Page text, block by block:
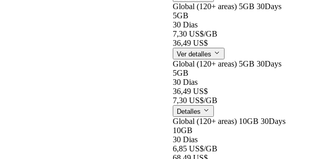
Global (120+ areas) 5GB 30Days
5GB
30 Dias
7,30 US$/GB
36,49 US$
Ver detalles
Global (120+ areas) 5GB 30Days
5GB
30 Dias
36,49 US$
7,30 US$/GB
Detalles
Global (120+ areas) 10GB 30Days
10GB
30 Dias
6,85 US$/GB